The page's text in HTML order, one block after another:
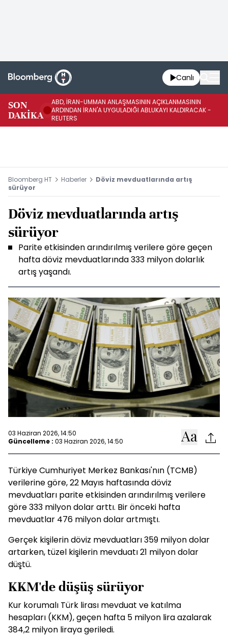
Canlı
SON
DAKİKA
ABD, İRAN-UMMAN ANLAŞMASININ AÇIKLANMASININ
ARDINDAN İRAN'A UYGULADIĞI ABLUKAYI KALDIRACAK -
REUTERS
Bloomberg HT Haberler
Döviz mevduatlarında artış
sürüyor
Döviz mevduatlarında artış
sürüyor
Parite etkisinden arındırılmış verilere göre geçen
hafta döviz mevduatlarında 333 milyon dolarlık
artış yaşandı.
03 Haziran 2026, 14:50
Güncelleme : 03 Haziran 2026, 14:50
Türkiye Cumhuriyet Merkez Bankası'nın (TCMB)
verilerine göre, 22 Mayıs haftasında döviz
mevduatları parite etkisinden arındırılmış verilere
göre 333 milyon dolar arttı. Bir önceki hafta
mevduatlar 476 milyon dolar artmıştı.
Gerçek kişilerin döviz mevduatları 359 milyon dolar
artarken, tüzel kişilerin mevduatı 21 milyon dolar
düştü.
KKM'de düşüş sürüyor
Kur korumalı Türk lirası mevduat ve katılma
hesapları (KKM), geçen hafta 5 milyon lira azalarak
384,2 milyon liraya geriledi.